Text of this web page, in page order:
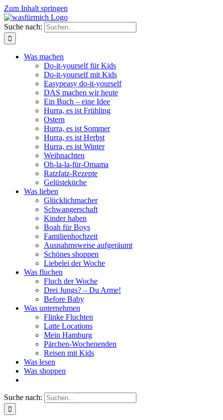
Zum Inhalt springen
Suche nach:
Was machen
Do-it-yourself für Kids
Do-it-yourself mit Kids
Easypeasy do-it-yourself
DAS machen wir heute
Ein Buch – eine Idee
Hurra, es ist Frühling
Ostern
Hurra, es ist Sommer
Hurra, es ist Herbst
Hurra, es ist Winter
Weihnachten
Oh-la-la-für-Omama
Ratzfatz-Rezepte
Gelüsteküche
Was lieben
Glücklichmacher
Schwangerschaft
Kinder haben
Boah für Boys
Familienhochzeit
Ausnahmsweise aufgeräumt
Schönes shoppen
Liebelei der Woche
Was fluchen
Fluch der Woche
Drei Jungs? – Du Arme!
Before Baby
Was unternehmen
Flinke Fluchten
Latte Locations
Mein Hamburg
Pärchen-Wochenenden
Reisen mit Kids
Was lesen
Was shoppen
Suche nach: